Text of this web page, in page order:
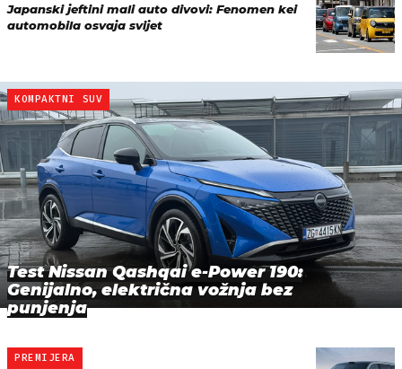
Japanski jeftini mali auto divovi: Fenomen kei
automobila osvaja svijet
KOMPAKTNI SUV
Test Nissan Qashqai e-Power 190:
Genijalno, električna vožnja bez
punjenja
PREMIJERA